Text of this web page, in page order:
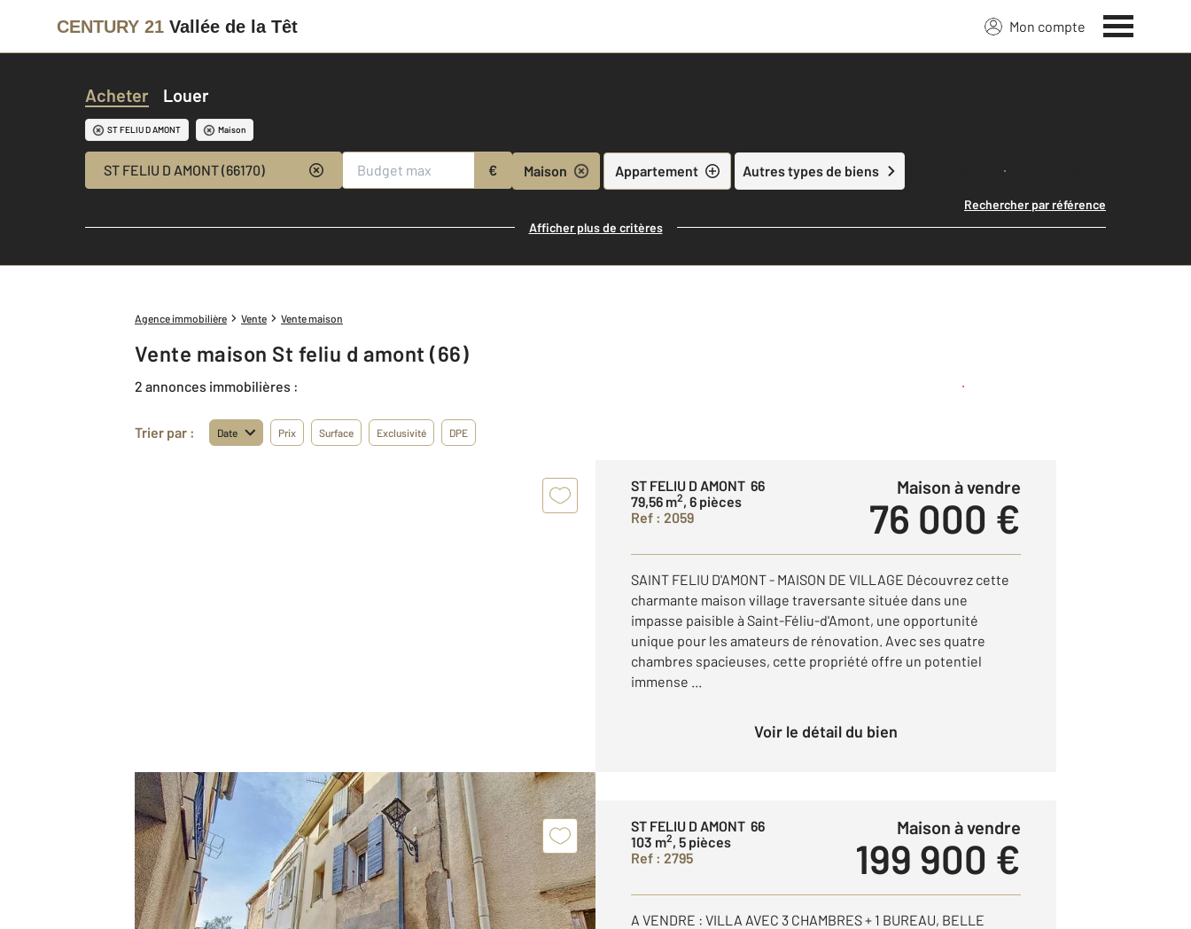
CENTURY 21 Vallée de la Têt Mon compte
Acheter Louer
ST FELIU D AMONT Maison
ST FELIU D AMONT (66170) € Maison Appartement Autres types de biens Lancer ma recherche
Rechercher par référence
Afficher plus de critères
Agence immobilière Vente Vente maison
Vente maison St feliu d amont (66)
2 annonces immobilières : Créer une alerte
Trier par : Date Prix Surface Exclusivité DPE
ST FELIU D AMONT 66
79,56 m2, 6 pièces
Ref : 2059
Maison à vendre
76 000 €
SAINT FELIU D'AMONT - MAISON DE VILLAGE Découvrez cette
charmante maison village traversante située dans une
impasse paisible à Saint-Féliu-d'Amont, une opportunité
unique pour les amateurs de rénovation. Avec ses quatre
chambres spacieuses, cette propriété offre un potentiel
immense ...
Voir le détail du bien
ST FELIU D AMONT 66
103 m2, 5 pièces
Ref : 2795
Maison à vendre
199 900 €
A VENDRE : VILLA AVEC 3 CHAMBRES + 1 BUREAU, BELLE